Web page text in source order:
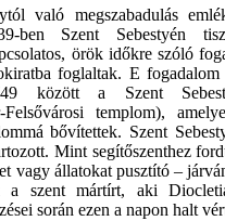
való megszabadulás
ben Szent Sebestyén
örök időkre szóló
foglaltak. E fogadalom
között a Szent
Felsővárosi templom),
bővítettek. Szent
Mint segítőszenthez
vagy állatokat pusztító –
a szent mártírt, aki
során ezen a napon halt